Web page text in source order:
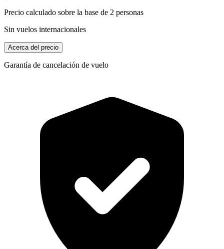
Precio calculado sobre la base de 2 personas
Sin vuelos internacionales
Acerca del precio
Garantía de cancelación de vuelo